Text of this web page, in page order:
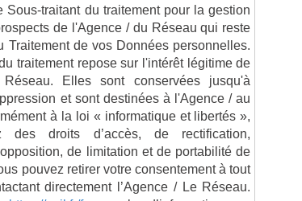
Sous-traitant du traitement pour la gestion
de l'Agence / du Réseau qui reste
Traitement de vos Données personnelles.
traitement repose sur l'intérêt légitime de
Elles sont conservées jusqu'à
et sont destinées à l'Agence / au
à la loi « informatique et libertés »,
des droits d’accès, de rectification,
de limitation et de portabilité de
pouvez retirer votre consentement à tout
directement l’Agence / Le Réseau.